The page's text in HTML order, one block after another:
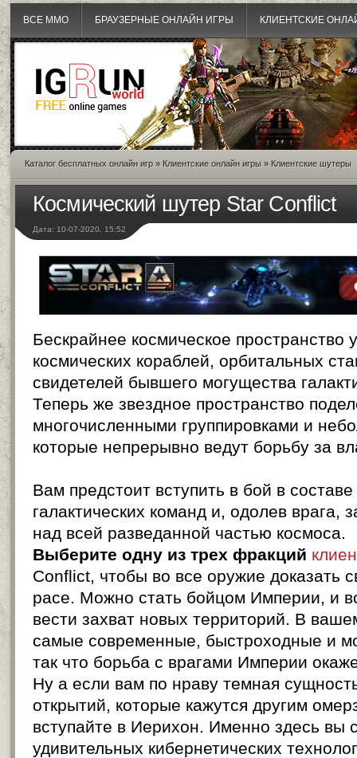
ВСЕ MMO БРАУЗЕРНЫЕ ОНЛАЙН ИГРЫ КЛИЕНТСКИЕ
Каталог бесплатных онлайн игр » Клиентские онлайн игры » Клиентские шутеры
Космический шутер Star Conflict
Дата: 10-07-2020, 15:52
Бескрайнее космическое пространство
космических кораблей, орбитальных
свидетелей бывшего могущества
Теперь же звездное пространство
многочисленными группировками и
которые непрерывно ведут борьбу за
Вам предстоит вступить в бой в
галактических команд и, одолев врага,
над всей разведанной частью космоса.
Выберите одну из трех фракций
Conflict, чтобы во все оружие доказать
расе. Можно стать бойцом Империи, и
вести захват новых территорий. В
самые современные, быстроходные и
так что борьба с врагами Империи
Ну а если вам по нраву темная
открытий, которые кажутся другим
вступайте в Иерихон. Именно здесь вы
удивительных кибернетических